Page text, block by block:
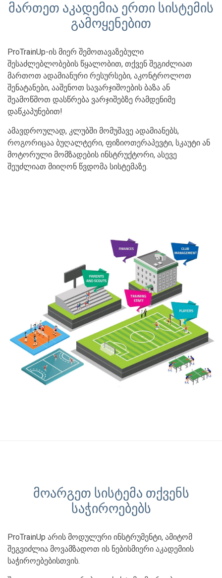
მართეთ აკადემია ერთი სისტემის
გამოყენებით
ProTrainUp-ის მიერ შემოთავაზებული
შესაძლებლობების წყალობით, თქვენ შეგიძლიათ
მართოთ ადამიანური რესურსები, აკონტროლოთ
შენატანები, ააშენოთ სავარჯიშოების ბაზა ან
შეამოწმოთ დასწრება ვარჯიშებზე რამდენიმე
დაწკაპუნებით!
ამავდროულად, კლუბში მომუშავე ადამიანებს,
როგორიცაა ბუღალტერი, ფიზიოთერაპევტი, სკაუტი ან
მოტორული მომზადების ინსტრუქტორი, ასევე
შეუძლიათ მიიღონ წვდომა სისტემაზე.
მოარგეთ სისტემა თქვენს
საჭიროებებს
ProTrainUp არის მოდულური ინსტრუმენტი, ამიტომ
შეგვიძლია მოვამზადოთ ის ნებისმიერი აკადემიის
საჭიროებებისთვის.